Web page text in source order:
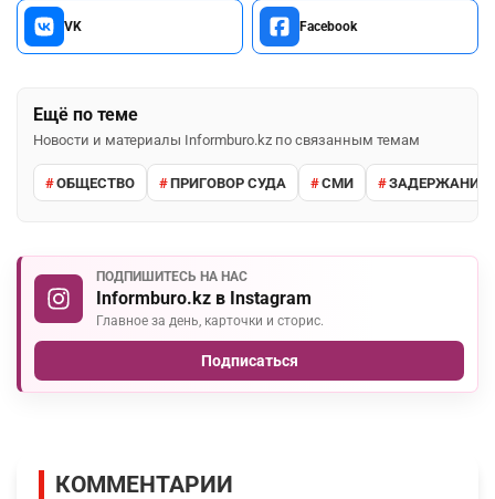
VK Facebook
Ещё по теме
Новости и материалы Informburo.kz по связанным темам
ОБЩЕСТВО ПРИГОВОР СУДА СМИ ЗАДЕРЖАНИЕ
ПОДПИШИТЕСЬ НА НАС
Informburo.kz в Instagram
Главное за день, карточки и сторис.
Подписаться
КОММЕНТАРИИ